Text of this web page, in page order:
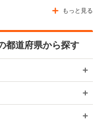
もっと見る
都道府県から探す